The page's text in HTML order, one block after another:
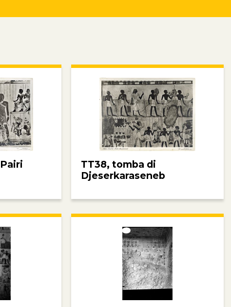
TT38, tomba di
Djeserkaraseneb